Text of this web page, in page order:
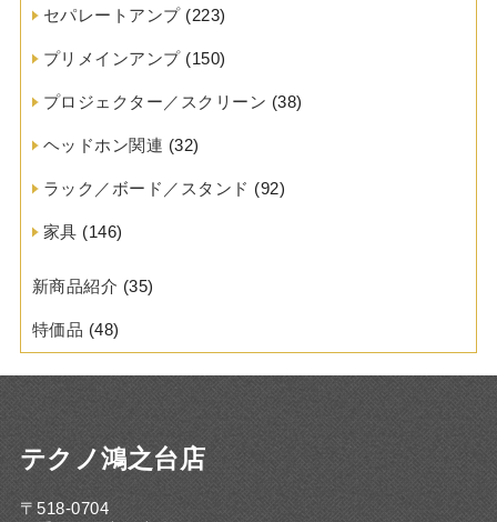
セパレートアンプ(223)
プリメインアンプ(150)
プロジェクター／スクリーン (38)
ヘッドホン関連 (32)
ラック／ボード／スタンド (92)
家具 (146)
新商品紹介 (35)
特価品 (48)
テクノ鴻之台店
〒518-0704